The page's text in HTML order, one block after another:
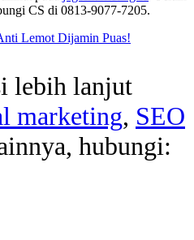
CS di 0813-9077-7205.
Lemot Dijamin Puas!
lebih lanjut
marketing, SEO
hubungi: